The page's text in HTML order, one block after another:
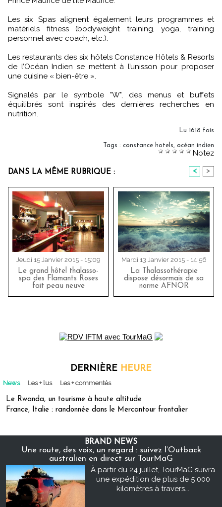
Les six Spas alignent également leurs programmes et
matériels fitness (bodyweight training, yoga, training
personnel avec coach, etc.).
Les restaurants des six hôtels Constance Hôtels & Resorts
de l’Océan Indien se mettent à l’unisson pour proposer
une cuisine « bien-être ».
Signalés par le symbole "W", des menus et buffets
équilibrés sont inspirés des dernières recherches en
nutrition.
Lu 1618 fois
Tags : constance hotels, océan indien
Notez
DANS LA MÊME RUBRIQUE : < >
Jeudi 15 Janvier 2015 - 15:09
Le grand hôtel thalasso-
spa des Flamants Roses
fait peau neuve
Mardi 13 Janvier 2015 - 14:56
La Thalassothérapie
dispose désormais de sa
norme AFNOR
DERNIÈRE HEURE
News Les + lus Les + commentés
Le Rwanda, un tourisme à haute altitude
France, Italie : randonnée dans le Mercantour frontalier
BRAND NEWS
Une route, des voix, un regard : suivez l’Outback
australien en direct sur TourMaG
À partir du 24 juillet, TourMaG suivra
une expédition de plus de 5 000
kilomètres à travers...